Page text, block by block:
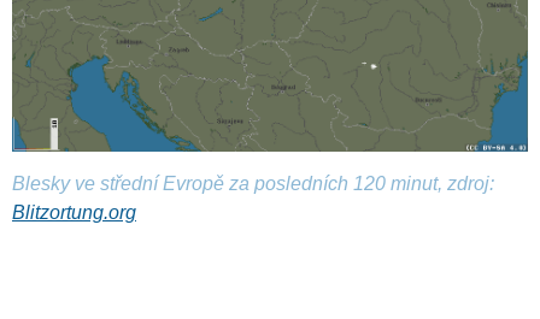
Blesky ve střední Evropě za posledních 120 minut, zdroj:
Blitzortung.org